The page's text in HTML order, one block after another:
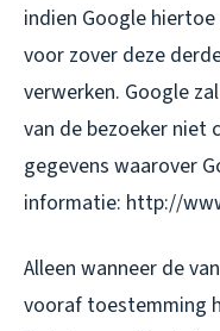
indien Google
voor zover deze
verwerken. Google
van de bezoeker niet
gegevens waarover
informatie: http://
Alleen wanneer de
vooraf toestemming